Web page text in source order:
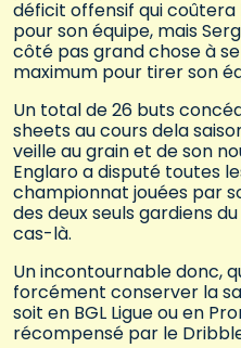
déficit offensif qui coûtera
pour son équipe, mais
côté pas grand chose à
maximum pour tirer son
Un total de 26 buts
sheets au cours dela
veille au grain et de son
Englaro a disputé toutes
championnat jouées par
des deux seuls gardiens
cas-là.
Un incontournable donc,
forcément conserver la
soit en BGL Ligue ou en
récompensé par le